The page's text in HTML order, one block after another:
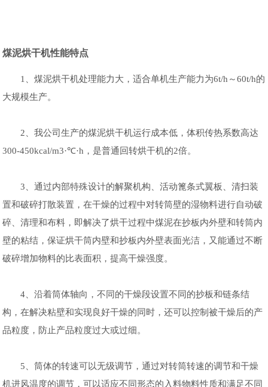
煤泥烘干机性能特点
1、煤泥烘干机处理能力大，适合单机生产能力为6t/h～60t/h的
大规模生产。
2、我公司生产的煤泥烘干机运行成本低，体积传热系数高达
300-450kcal/m3·℃·h，是普通回转烘干机的2倍。
3、通过内部特殊设计的解聚机构、活动篦条式翼板、清扫装
置和破碎打散装置，在干燥的过程中对转筒壁的湿物料进行自动破
碎、清理和布料，即解决了烘干过程中煤泥在抄板内外壁和转筒内
壁的粘结，保证烘干筒内壁和抄板内外壁表面光洁，又能通过不断
破碎增加物料的比表面积，提高干燥强度。
4、沿着筒体轴向，不同的干燥段设置不同的抄板和链条结
构，在解决粘壁和实现良好干燥的同时，还可以控制被干燥后的产
品粒度，防止产品粒度过大或过细。
5、筒体的转速可以无级调节，通过对转筒转速的调节和干燥
机进风温度的调节，可以适应不同形态的入料物料性质和满足不同